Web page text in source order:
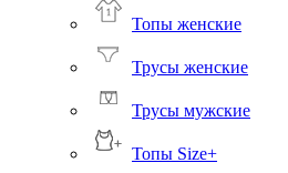
Топы женские
Трусы женские
Трусы мужские
Топы Size+